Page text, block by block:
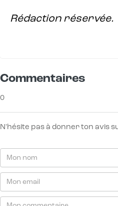
Rédaction réservée.
Commentaires
0
N'hésite pas à donner ton avis